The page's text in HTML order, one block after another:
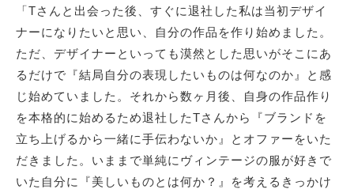
「Tさんと出会った後、すぐに退社した私は当初デザイ
ナーになりたいと思い、自分の作品を作り始めました。
ただ、デザイナーといっても漠然とした思いがそこにあ
るだけで『結局自分の表現したいものは何なのか』と感
じ始めていました。それから数ヶ月後、自身の作品作り
を本格的に始めるため退社したTさんから『ブランドを
立ち上げるから一緒に手伝わないか』とオファーをいた
だきました。いままで単純にヴィンテージの服が好きで
いた自分に『美しいものとは何か？』を考えるきっかけ